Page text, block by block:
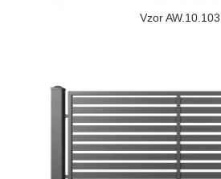
Vzor AW.10.103